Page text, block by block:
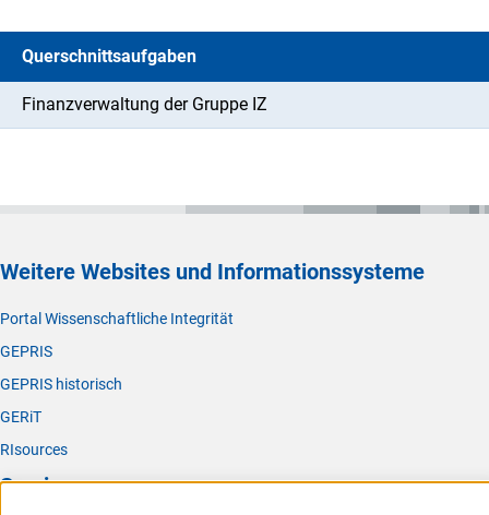
Querschnittsaufgaben
Finanzverwaltung der Gruppe IZ
Weitere Websites und Informationssysteme
Portal Wissenschaftliche Integrität
GEPRIS
GEPRIS historisch
GERiT
RIsources
Service